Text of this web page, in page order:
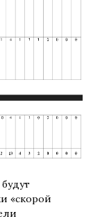
«скорой